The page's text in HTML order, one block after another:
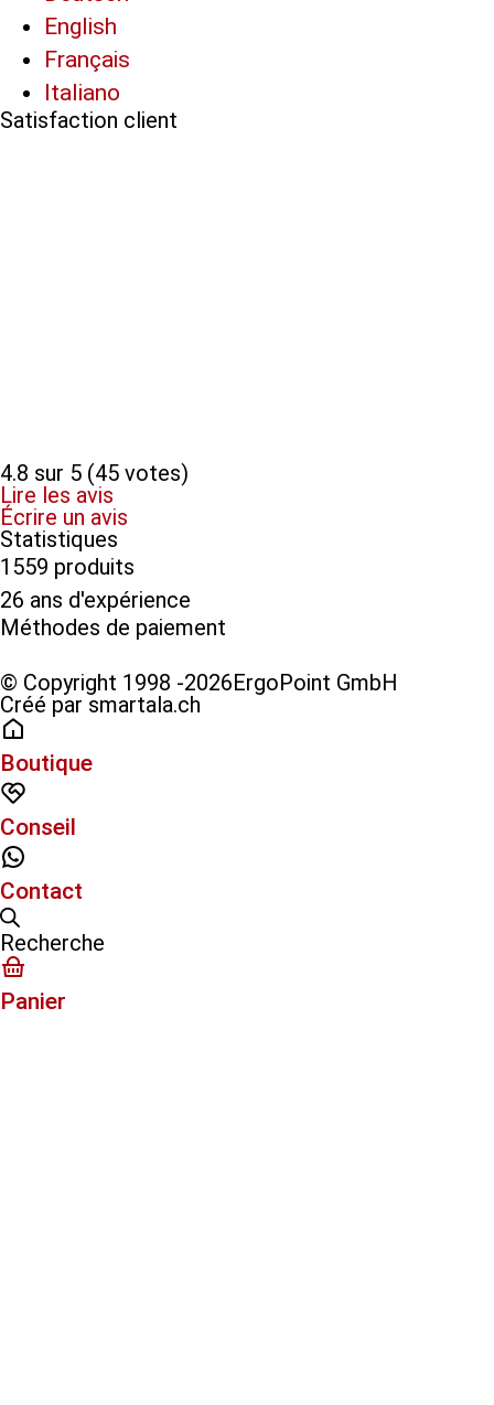
English
Français
Italiano
Satisfaction client
4.8 sur 5 (45 votes)
Lire les avis
Écrire un avis
Statistiques
1559 produits
26 ans d'expérience
Méthodes de paiement​
© Copyright 1998 -2026ErgoPoint GmbH
Créé par smartala.ch
Boutique
Conseil
Contact
Recherche
Panier